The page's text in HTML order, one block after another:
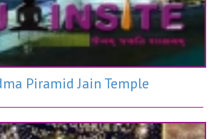
Piramid Jain Temple